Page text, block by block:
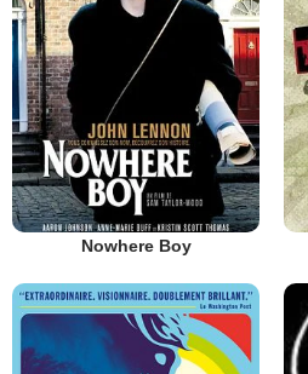
Nowhere Boy